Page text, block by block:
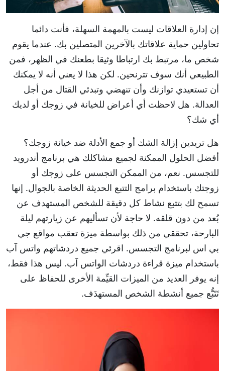
إن إدارة العلاقات ليست بالمهمة السهلة، فأنت دائما
تحاولين حماية علاقاتك بالآخرين المتصلين بك. عندما يقوم
شخص ما، مرتبط بك ارتباطا وثيقا بطعنك في الظهر، فمن
الطبيعي أنك سوف تترنحين. لكن هذا لا يعني أنه لا يمكنك
أن تستعيدي توازنك وأن تنهضي وتبدئي القتال من أجل
العدالة. هل لاحظت أي أعراض للخيانة في زوجك أو لديك
أي شك؟
هل تريدين إزالة الشك أو جمع الأدلة ضد خيانة زوجك؟
أفضل الحلول الممكنة لجميع مشاكلك هي برنامج أندرويد
للتجسس. نعم، من الممكن التجسس على زوجك أو
زوجتك باستخدام برامج التتبع الحديثة الخاصة بالجوال. إنها
تسمح لك بتتبع نشاط كل دقيقة للشخص المستهدف عن
بُعد من دون قلقه. لا حاجة لأن تسأليهم عن زيارتهم ليلة
البارحة، تحققي من ذلك بواسطة ميزة تعقب مواقع جي
بي اس لبرنامج التجسس. اقرئي جميع دردشاتهم واتس آب
باستخدام ميزة قراءة دردشات الواتس آب. ليس هذا فقط،
إنه يوفر العديد من الميزات القيِّمة الأخرى للحفاظ على
تَتَبُّع جميع أنشطة الشخص المستهدَف.